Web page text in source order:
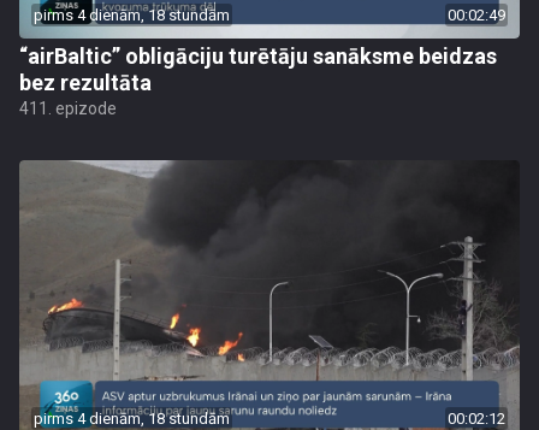
pirms 4 dienām, 18 stundām 00:02:49
“airBaltic” obligāciju turētāju sanāksme beidzas
bez rezultāta
411. epizode
pirms 4 dienām, 18 stundām 00:02:12